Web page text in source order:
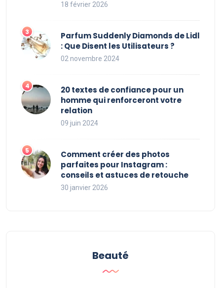
18 février 2026
Parfum Suddenly Diamonds de Lidl
: Que Disent les Utilisateurs ?
02 novembre 2024
20 textes de confiance pour un
homme qui renforceront votre
relation
09 juin 2024
Comment créer des photos
parfaites pour Instagram :
conseils et astuces de retouche
30 janvier 2026
Beauté